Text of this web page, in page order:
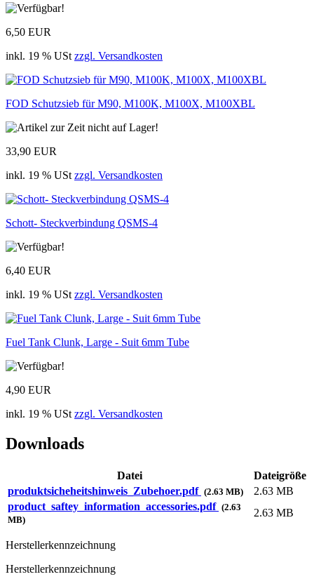
6,50 EUR
inkl. 19 % USt zzgl. Versandkosten
FOD Schutzsieb für M90, M100K, M100X, M100XBL
33,90 EUR
inkl. 19 % USt zzgl. Versandkosten
Schott- Steckverbindung QSMS-4
6,40 EUR
inkl. 19 % USt zzgl. Versandkosten
Fuel Tank Clunk, Large - Suit 6mm Tube
4,90 EUR
inkl. 19 % USt zzgl. Versandkosten
Downloads
Datei
Dateigröße
produktsicheheitshinweis_Zubehoer.pdf (2.63 MB)
2.63 MB
product_saftey_information_accessories.pdf (2.63
MB)
2.63 MB
Herstellerkennzeichnung
Herstellerkennzeichnung